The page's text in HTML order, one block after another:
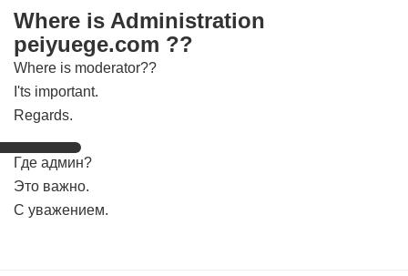
Where is Administration
peiyuege.com ??
Where is moderator??
I'ts important.
Regards.
Где админ?
Это важно.
С уважением.